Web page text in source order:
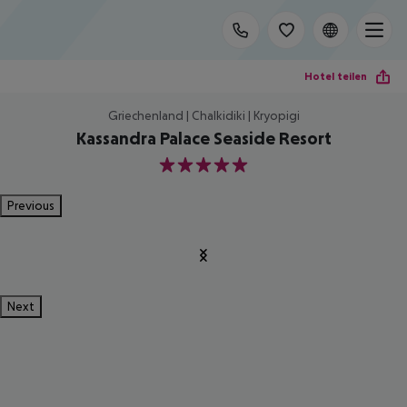
Hotel teilen
Griechenland | Chalkidiki | Kryopigi
Kassandra Palace Seaside Resort
5
Previous
Next